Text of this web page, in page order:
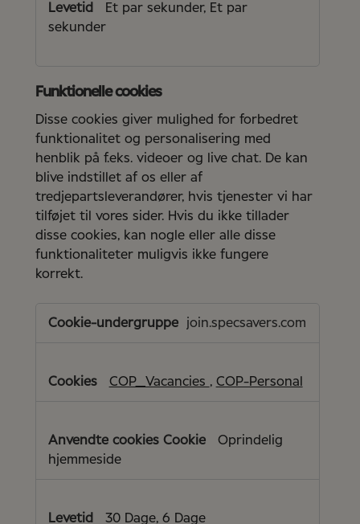
Et par sekunder, Et par
sekunder
Funktionelle cookies
Disse cookies giver mulighed for forbedret
funktionalitet og personalisering med
henblik på f.eks. videoer og live chat. De kan
blive indstillet af os eller af
tredjepartsleverandører, hvis tjenester vi har
tilføjet til vores sider. Hvis du ikke tillader
disse cookies, kan nogle eller alle disse
funktionaliteter muligvis ikke fungere
korrekt.
cookies
join.specsavers.com
COP_Vacancies , COP-Personal
Oprindelig
hjemmeside
30 Dage, 6 Dage